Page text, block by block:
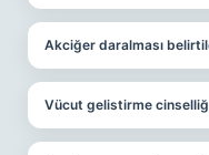
Akciğer daralması
Vücut gelistirme